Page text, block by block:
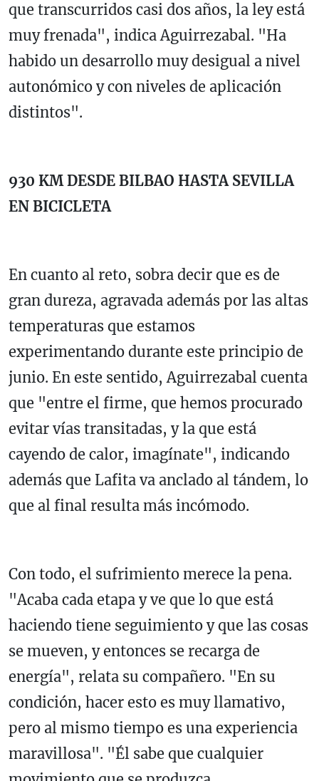
que transcurridos casi dos años, la ley está
muy frenada", indica Aguirrezabal. "Ha
habido un desarrollo muy desigual a nivel
autonómico y con niveles de aplicación
distintos".
930 KM DESDE BILBAO HASTA SEVILLA
EN BICICLETA
En cuanto al reto, sobra decir que es de
gran dureza, agravada además por las altas
temperaturas que estamos
experimentando durante este principio de
junio. En este sentido, Aguirrezabal cuenta
que "entre el firme, que hemos procurado
evitar vías transitadas, y la que está
cayendo de calor, imagínate", indicando
además que Lafita va anclado al tándem, lo
que al final resulta más incómodo.
Con todo, el sufrimiento merece la pena.
"Acaba cada etapa y ve que lo que está
haciendo tiene seguimiento y que las cosas
se mueven, y entonces se recarga de
energía", relata su compañero. "En su
condición, hacer esto es muy llamativo,
pero al mismo tiempo es una experiencia
maravillosa". "Él sabe que cualquier